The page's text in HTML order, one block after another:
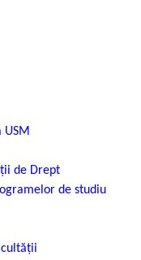
USM
de Drept
de studiu